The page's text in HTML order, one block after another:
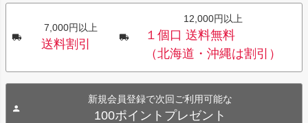
7,000円以上
送料割引
12,000円以上
１個口 送料無料
（北海道・沖縄は割引）
新規会員登録で次回ご利用可能な
100ポイントプレゼント